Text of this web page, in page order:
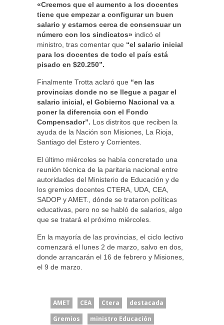
«Creemos que el aumento a los docentes
tiene que empezar a configurar un buen
salario y estamos cerca de consensuar un
número con los sindicatos» indicó el
ministro, tras comentar que “el salario inicial
para los docentes de todo el país está
pisado en $20.250”.
Finalmente Trotta aclaró que “en las
provincias donde no se llegue a pagar el
salario inicial, el Gobierno Nacional va a
poner la diferencia con el Fondo
Compensador”. Los distritos que reciben la
ayuda de la Nación son Misiones, La Rioja,
Santiago del Estero y Corrientes.
El último miércoles se había concretado una
reunión técnica de la paritaria nacional entre
autoridades del Ministerio de Educación y de
los gremios docentes CTERA, UDA, CEA,
SADOP y AMET., dónde se trataron políticas
educativas, pero no se habló de salarios, algo
que se tratará el próximo miércoles.
En la mayoría de las provincias, el ciclo lectivo
comenzará el lunes 2 de marzo, salvo en dos,
donde arrancarán el 16 de febrero y Misiones,
el 9 de marzo.
AMET CEA Ctera
destacada
Gremios
ministro Educación